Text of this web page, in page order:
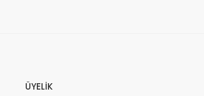
ÜYELİK